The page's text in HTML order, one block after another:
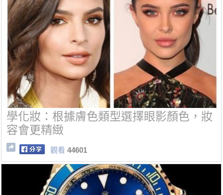
學化妝：根據膚色類型選擇眼影顏色，妝
容會更精緻
觀看 44601